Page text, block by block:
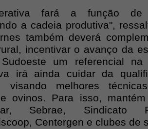
fará a função de
a cadeia produtiva",
também deverá
incentivar o avanço da
um referencial na
irá ainda cuidar da
visando melhores
ovinos. Para isso,
Sebrae, Sindicato
Centergen e clubes de